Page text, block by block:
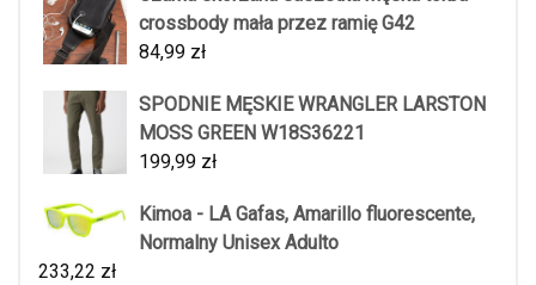
crossbody mała przez ramię G42
84,99 zł
SPODNIE MĘSKIE WRANGLER LARSTON
MOSS GREEN W18S36221
199,99 zł
Kimoa - LA Gafas, Amarillo fluorescente,
Normalny Unisex Adulto
233,22 zł